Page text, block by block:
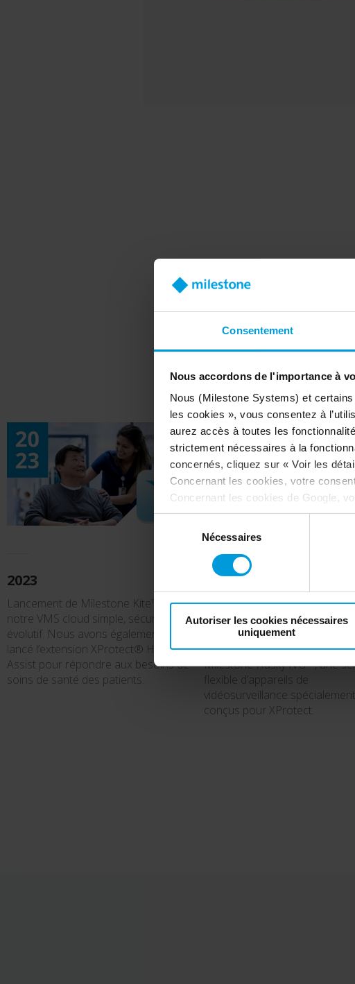
Consentement
Nous accordons de l'importance à
Nous (Milestone Systems) et
les cookies », vous consentez à
aurez accès à toutes les
strictement nécessaires à la
concernés, cliquez sur « Voir les
Concernant les cookies, votre
Concernant les cookies de Google,
désactivation de Google Analytics ici
votre consentement
Sélection
consentement
Nécessaires
Autoriser les cookies nécessaires
uniquement
2023
Lancement de Milestone Kite™,
notre VMS cloud simple, sécurisé et
évolutif. Nous avons également
lancé l’extension XProtect® Hospital
Assist pour répondre aux besoins de
soins de santé des patients.
2022
Lancement de XProtect®
Review, notre offre d’analyse
avancée et facile à utiliser. Mise
niveau de notre série Husky
Milestone Husky IVO™, une
flexible d’appareils de
vidéosurveillance spécialement
conçus pour XProtect.